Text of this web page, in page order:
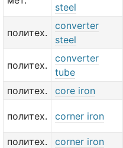
steel
политех.
converter
steel
политех.
converter
tube
политех.
core iron
политех. corner iron
политех.
corner iron